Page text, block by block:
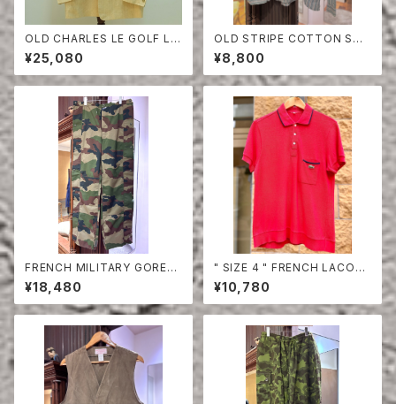
OLD CHARLES LE GOLF LI
NEN HERRINGBONE TAILO
RED JACKET
¥25,080
OLD STRIPE COTTON SHI
RT
¥8,800
FRENCH MILITARY GORET
EX PANTS
¥18,480
" SIZE 4 " FRENCH LACOS
TE POLO SHIRT HALF SLE
EVE
¥10,780